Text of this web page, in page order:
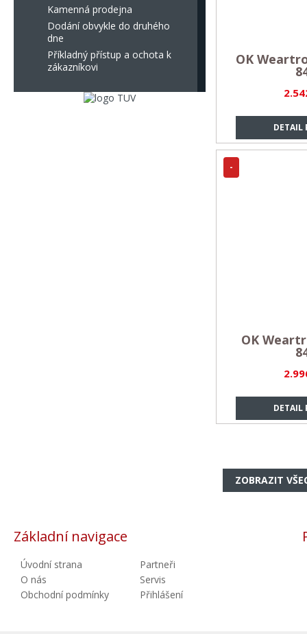
Kamenná prodejna
Dodání obvykle do druhého
dne
Příkladný přístup a ochota k
zákazníkovi
DETAIL
OK
DETAIL
OK
-
ZOBRAZIT
Základní navigace
Úvodní strana
O nás
Obchodní podmínky
Partneři
Servis
Přihlášení